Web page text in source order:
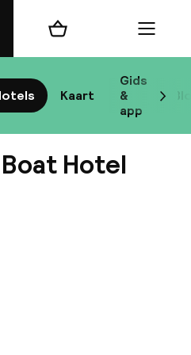
Kaart
Gids
&
app
Winkelmand Menu
Hotel